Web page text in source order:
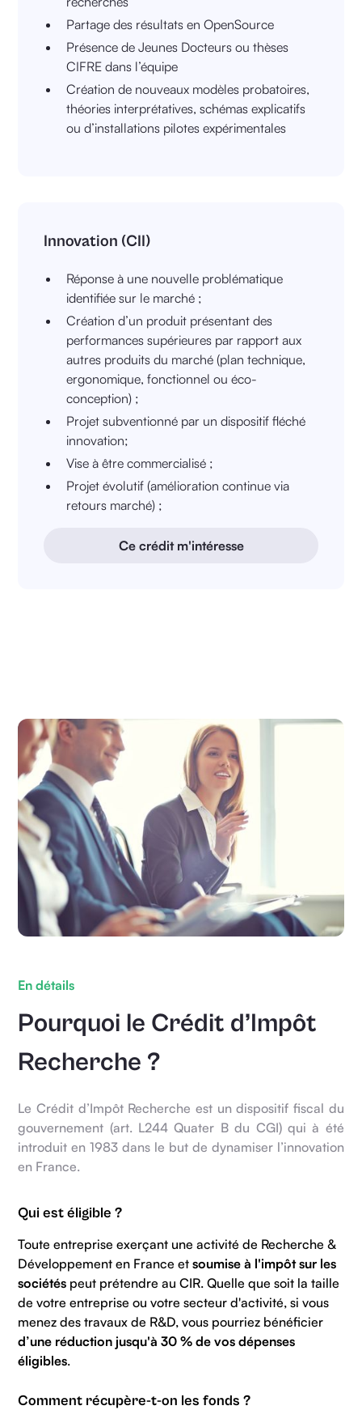
Partage des résultats en OpenSource
Présence de Jeunes Docteurs ou thèses
CIFRE dans l’équipe
Création de nouveaux modèles probatoires,
théories interprétatives, schémas explicatifs
ou d’installations pilotes expérimentales
Innovation (CII)
Réponse à une nouvelle problématique
identifiée sur le marché ;
Création d’un produit présentant des
performances supérieures par rapport aux
autres produits du marché (plan technique,
ergonomique, fonctionnel ou éco-
conception) ;
Projet subventionné par un dispositif fléché
innovation;
Vise à être commercialisé ;
Projet évolutif (amélioration continue via
retours marché) ;
Ce crédit m'intéresse
En détails
Pourquoi le Crédit d’Impôt
Recherche ?
Le Crédit d’Impôt Recherche est un dispositif fiscal du
gouvernement (art. L244 Quater B du CGI) qui à été
introduit en 1983 dans le but de dynamiser l’innovation
en France.
Qui est éligible ?
Toute entreprise exerçant une activité de Recherche &
Développement en France etsoumise à l'impôt sur les
sociétés peut prétendre au CIR. Quelle que soit la taille
de votre entreprise ou votre secteur d'activité, si vous
menez des travaux de R&D, vous pourriez bénéficier
d’une réduction jusqu'à 30 % de vos dépenses
éligibles.
Comment récupère-t-on les fonds ?